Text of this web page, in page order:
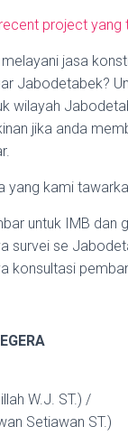
project yang
jasa
Jabodetabek?
wilayah
jika anda
yang kami
untuk IMB dan
survei se
konsultasi
W.J. ST.) /
Setiawan ST.)